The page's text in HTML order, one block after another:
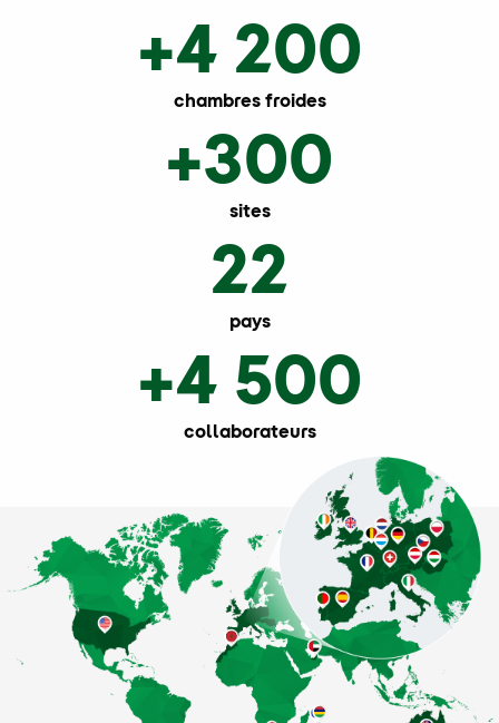
+4 200
chambres froides
+300
sites
22
pays
+4 500
collaborateurs